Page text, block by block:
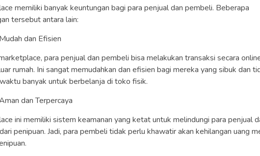
memiliki banyak keuntungan bagi para penjual dan pembeli. Beberapa
tersebut antara lain:
dan Efisien
para penjual dan pembeli bisa melakukan transaksi secara
rumah. Ini sangat memudahkan dan efisien bagi mereka yang sibuk dan
banyak untuk berbelanja di toko fisik.
dan Terpercaya
ini memiliki sistem keamanan yang ketat untuk melindungi para penjual
penipuan. Jadi, para pembeli tidak perlu khawatir akan kehilangan uang